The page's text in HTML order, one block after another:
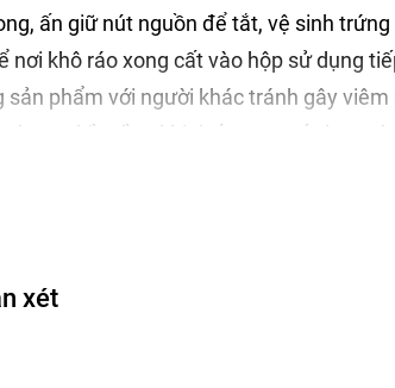
ấn giữ nút nguồn để tắt, vệ sinh
nơi khô ráo xong cất vào hộp sử dụng
sản phẩm với người khác tránh gây
được nhiều lần, khi thấy rung yếu bạn
nơi khô ráo, sạch sẽ, thoáng mát,
xét